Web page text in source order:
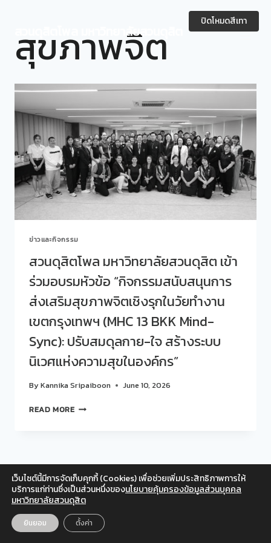
contentสวนดุสิตโพล มหาวิทยาลัยสวนดุสิต
สุขภาพจิต
ข่าวและกิจกรรม
สวนดุสิตโพล มหาวิทยาลัยสวนดุสิต เข้า
ร่วมอบรมหัวข้อ “กิจกรรมสนับสนุนการ
ส่งเสริมสุขภาพจิตเชิงรุกในวัยทำงาน
เขตกรุงเทพฯ (MHC 13 BKK Mind-
Sync): ปรับสมดุลกาย-ใจ สร้างระบบ
นิเวศแห่งความสุขในองค์กร”
ByKannika Sripaiboon June 10, 2026
READ MOREสวน
สวนดุสิต
เข้า
ร่วม
อบรม
หัวข้อ
“กิจกรรม
Facebook Twitter Instagram
YouTube
สำหรับเจ้าหน้าที่
© 2026 สวนดุสิตโพล มหาวิทยาลัยสวนดุสิต
เว็บไซต์นี้มีการจัดเก็บคุกกี้ (Cookies) เพื่อช่วยเพิ่มประสิทธิภาพการให้
บริการแก่ท่านซึ่งเป็นส่วนหนึ่งของนโยบายคุ้มครองข้อมูลส่วนบุคคล
มหาวิทยาลัยสวนดุสิต
ยินยอม ตั้งค่า
ปิดโหมดสีเทา